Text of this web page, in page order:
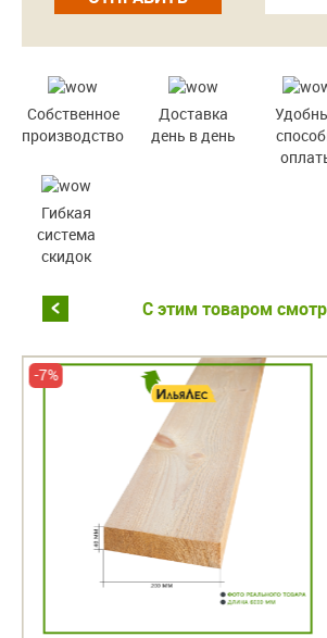
Собственное
производство
Доставка
день в день
Гибкая
система
скидок
С этим товаром
-7%